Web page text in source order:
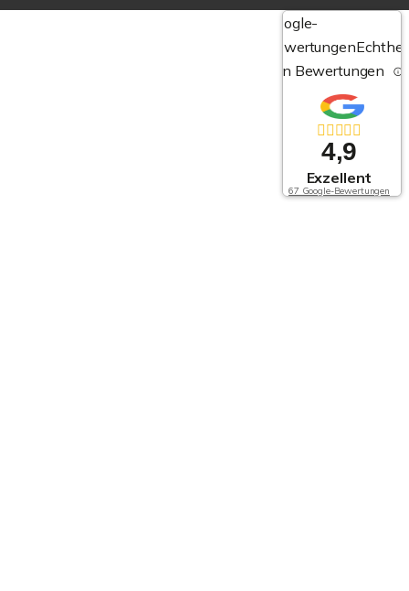
Google-
Bewertungen
von Bewertungen
4,9
Exzellent
67 Google-Bewertungen